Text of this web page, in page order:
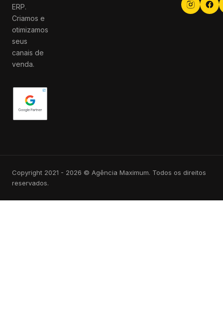
ERP.
Criamos e
otimizamos
seus
canais de
venda.
Copyright 2021 - 2026 © Agência Maximum. Todos os direitos
reservados.